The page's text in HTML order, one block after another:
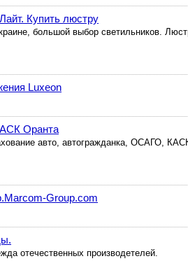
Купить люстру
большой выбор светильников.
Luxeon
Оранта
авто, автогражданка, ОСАГО,
Group.com
отечественных производетелей.